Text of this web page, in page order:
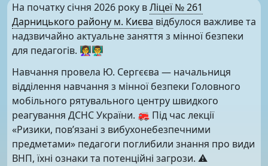
На початку січня 2026 року вЛіцеї № 261
Дарницького району м. Києва відбулося важливе та
надзвичайно актуальне заняття з мінної безпеки
для педагогів. 👩‍🏫👨‍🏫
Навчання провела Ю. Сергєєва — начальниця
відділення навчання з мінної безпеки Головного
мобільного рятувального центру швидкого
реагування ДСНС України. 🚒 Під час лекції
«Ризики, пов’язані з вибухонебезпечними
предметами» педагоги поглибили знання про види
ВНП, їхні ознаки та потенційні загрози. ⚠️